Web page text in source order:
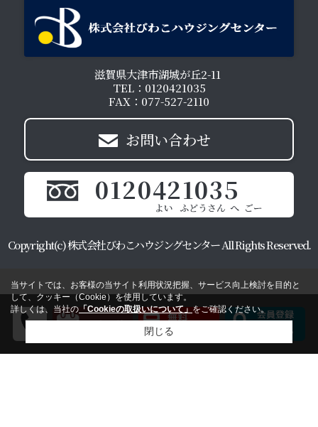
滋賀県大津市湖城が丘2-11
TEL：0120421035
FAX：077-527-2110
お問い合わせ
0120421035
Copyright(c) 株式会社びわこハウジングセンター All Rights Reserved.
当サイトでは、お客様の当サイト利用状況把握、サービス向上検討を目的と
して、クッキー（Cookie）を使用しています。
詳しくは、当社の 「Cookieの取扱いについて」 をご確認ください。
閉じる